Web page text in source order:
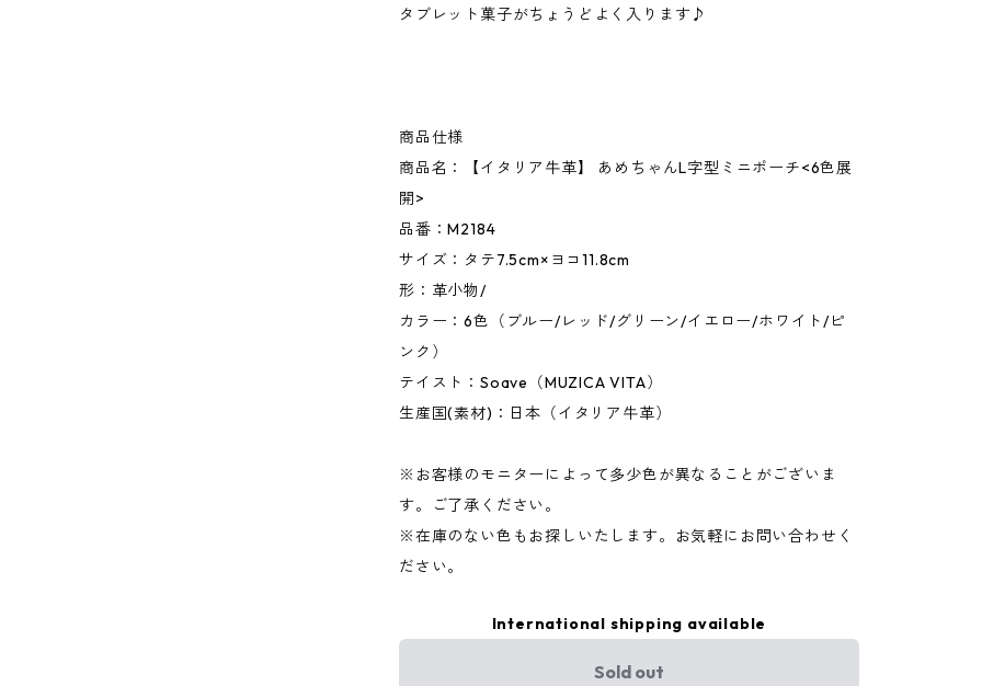
タブレット菓子がちょうどよく入ります♪
商品仕様
商品名：【イタリア牛革】 あめちゃんL字型ミニポーチ<6色展
開>
品番：M2184
サイズ：タテ7.5cm×ヨコ11.8cm
形：革小物/
カラー：6色（ブルー/レッド/グリーン/イエロー/ホワイト/ピ
ンク）
テイスト：Soave（MUZICA VITA）
生産国(素材)：日本（イタリア牛革）
※お客様のモニターによって多少色が異なることがございま
す。ご了承ください。
※在庫のない色もお探しいたします。お気軽にお問い合わせく
ださい。
International shipping available
Sold out